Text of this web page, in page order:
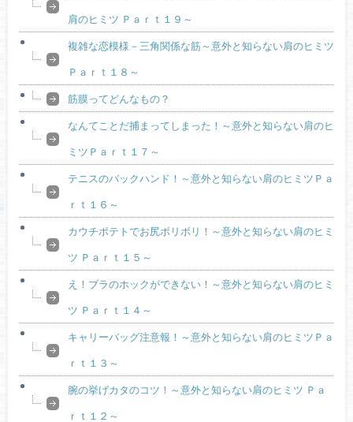
肩のヒミツ Ｐａｒｔ１９～
複雑な恋模様－三角関係な筋～意外と知らない肩のヒミツ
Ｐａｒｔ１８～
筋膜ってどんなもの？
なんてことだ捕まってしまった！～意外と知らない肩のヒ
ミツＰａｒｔ１７～
テニスのバックハンド！～意外と知らない肩のヒミツＰａ
ｒｔ１６～
カウチポテトでお尻ボリボリ！～意外と知らない肩のヒミ
ツ Ｐａｒｔ１５～
え！ブラのホックができない！～意外と知らない肩のヒミ
ツ Ｐａｒｔ１４～
キャリーバッグ注意報！～意外と知らない肩のヒミツＰａ
ｒｔ１３～
腕の挙げカタのコツ！～意外と知らない肩のヒミツ Ｐａ
ｒｔ１２～